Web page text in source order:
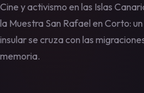
Cine y activismo en las Islas
la Muestra San Rafael en Corto:
insular se cruza con las
memoria.